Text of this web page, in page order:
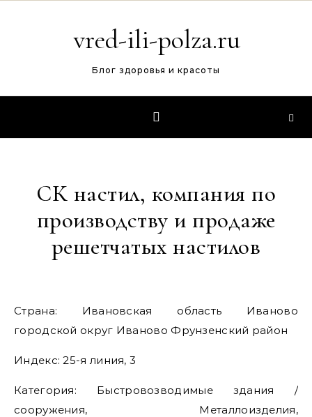
vred-ili-polza.ru
Блог здоровья и красоты
СК настил, компания по
производству и продаже
решетчатых настилов
Страна: Ивановская область Иваново
городской округ Иваново Фрунзенский район
Индекс: 25-я линия, 3
Категория: Быстровозводимые здания /
сооружения, Металлоизделия,